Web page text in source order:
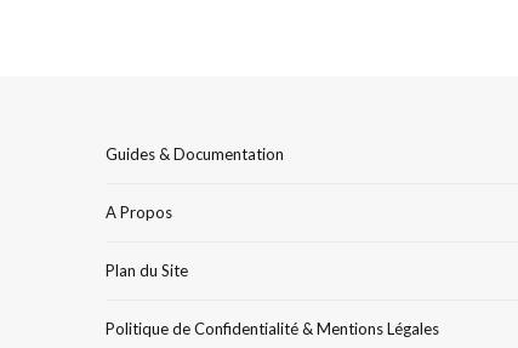
Guides & Documentation
A Propos
Plan du Site
Politique de Confidentialité & Mentions Légales